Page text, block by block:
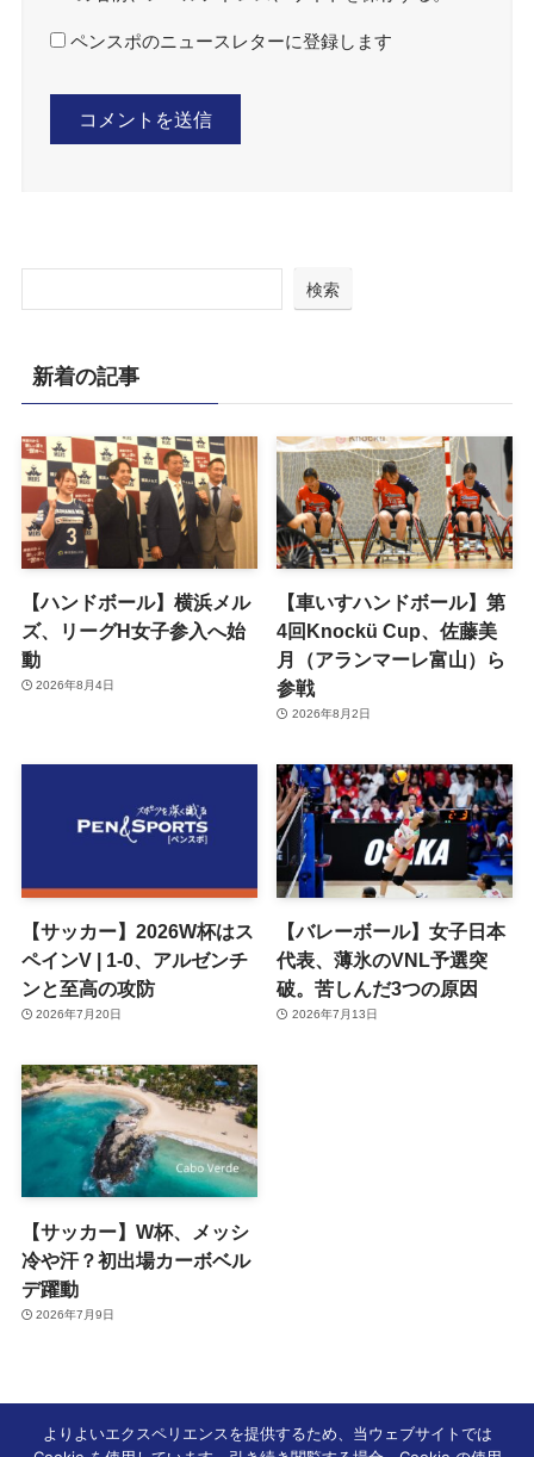
ペンスポのニュースレターに登録します
検索
新着の記事
【ハンドボール】横浜メル
ズ、リーグH女子参入へ始
動
2026年8月4日
【車いすハンドボール】第
4回Knockü Cup、佐藤美
月（アランマーレ富山）ら
参戦
2026年8月2日
【サッカー】2026W杯はス
ペインV | 1-0、アルゼンチ
ンと至高の攻防
2026年7月20日
【バレーボール】女子日本
代表、薄氷のVNL予選突
破。苦しんだ3つの原因
2026年7月13日
【サッカー】W杯、メッシ
冷や汗？初出場カーボベル
デ躍動
2026年7月9日
よりよいエクスペリエンスを提供するため、当ウェブサイトでは